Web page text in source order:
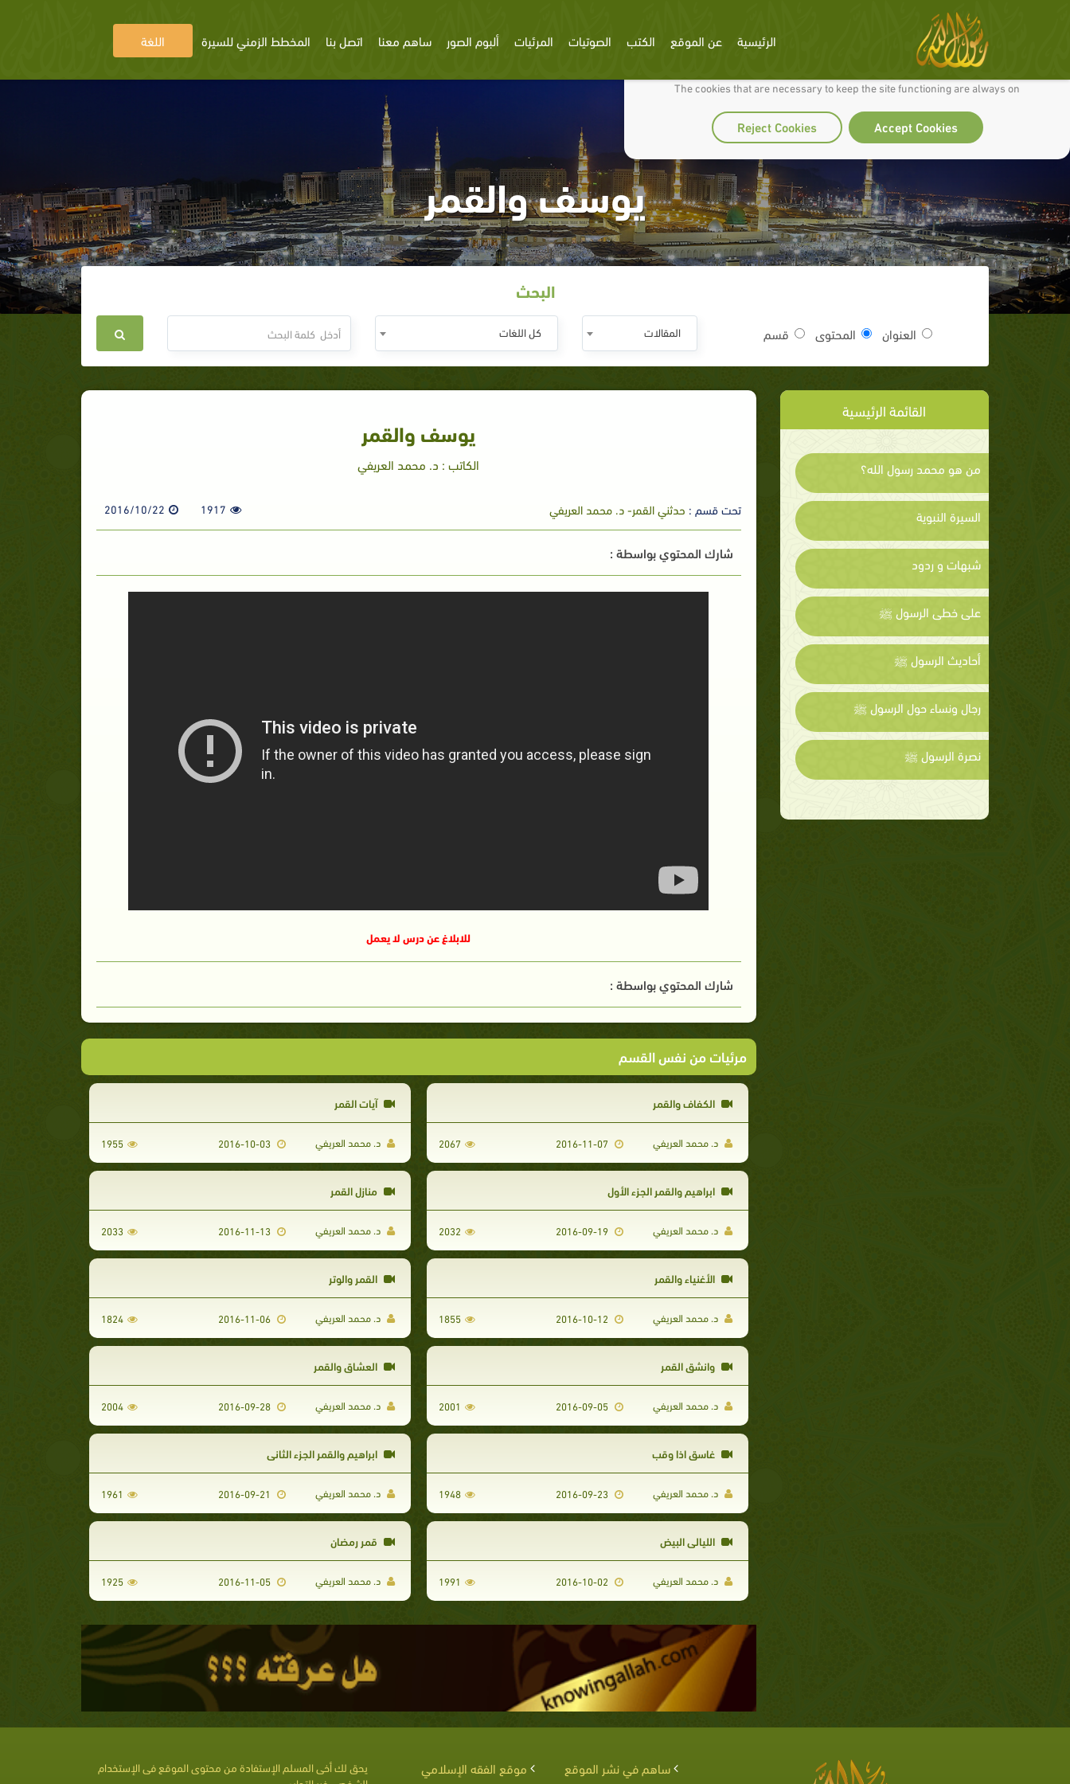
We use cookies to make our site work well for you and so we can continually improve it.
The cookies that are necessary to keep the site functioning are always on
Accept Cookies
Reject Cookies
الرئيسية عن الموقع الكتب الصوتيات المرئيات ألبوم الصور ساهم معنا اتصل بنا المخطط الزمني للسيرة اللغة
يوسف والقمر
البحث
العنوان المحتوى قسم المقالات كل اللغات
القائمة الرئيسية
من هو محمد رسول الله؟
السيرة النبوية
شبهات و ردود
على خطى الرسول ﷺ
أحاديث الرسول ﷺ
رجال ونساء حول الرسول ﷺ
نصرة الرسول ﷺ
يوسف والقمر
الكاتب : د. محمد العريفي
تحت قسم : حدثني القمر- د. محمد العريفي 1917
2016/10/22
شارك المحتوي بواسطة :
للابلاغ عن درس لا يعمل
شارك المحتوي بواسطة :
مرئيات من نفس القسم
الكفاف والقمر
د. محمد العريفي 2067
آيات القمر
د. محمد العريفي 2016-10-03
1955
ابراهيم والقمر الجزء الأول
د. محمد العريفي 2016-09-19
2032
منازل القمر
د. محمد العريفي 2016-11-13
2033
الأغنياء والقمر
د. محمد العريفي 1855
القمر والوتر
د. محمد العريفي 2016-11-06
1824
وانشق القمر
د. محمد العريفي 2016-09-05
2001
العشاق والقمر
د. محمد العريفي 2016-09-28
2004
غاسقِ اذا وقب
د. محمد العريفي 2016-09-23
1948
ابراهيم والقمر الجزء الثاني
د. محمد العريفي 1961
الليالي البيض
د. محمد العريفي 1991
قمر رمضان
د. محمد العريفي 2016-11-05
1925
ساهم في نشر الموقع
موقع الفقه الإسلامي
يحق لك أخى المسلم الإستفادة من محتوى الموقع فى الإستخدام